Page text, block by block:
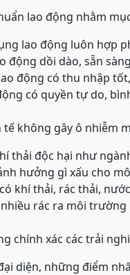
lao động nhằm
lao động luôn hợp
động dồi dào, sẵn
động có thu nhập
có quyền tự do,
tế không gây ô nhiễm
thải độc hại như
hưởng gì xấu cho
khí thải, rác thải,
rác ra môi
chính xác các trải
diện, những điểm